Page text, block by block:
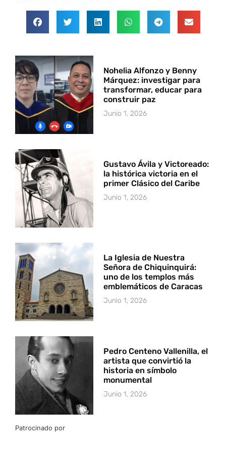
Nohelia Alfonzo y Benny
Márquez: investigar para
transformar, educar para
construir paz
Junio 1, 2026
Gustavo Ávila y Victoreado:
la histórica victoria en el
primer Clásico del Caribe
Junio 1, 2026
La Iglesia de Nuestra
Señora de Chiquinquirá:
uno de los templos más
emblemáticos de Caracas
Junio 1, 2026
Pedro Centeno Vallenilla, el
artista que convirtió la
historia en símbolo
monumental
Junio 1, 2026
Patrocinado por